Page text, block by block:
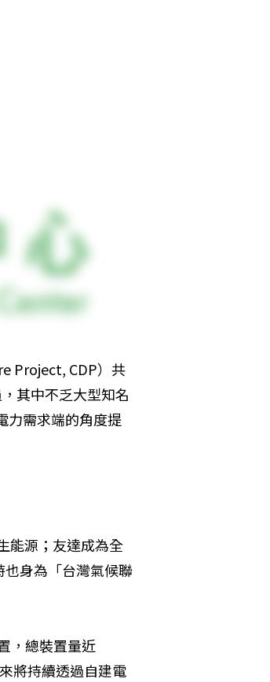
Project, CDP）共
其中不乏大型知名
力需求端的角度提
能源；友達成為全
身為「台灣氣候聯
，總裝置量近
將持續透過自建電